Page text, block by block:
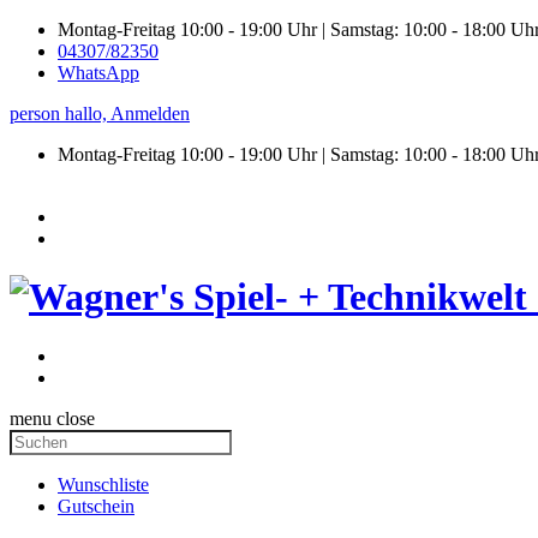
Montag-Freitag 10:00 - 19:00 Uhr | Samstag: 10:00 - 18:00
04307/82350
WhatsApp
person hallo, Anmelden
Montag-Freitag 10:00 - 19:00 Uhr | Samstag: 10:00 - 18:00
menu close
Wunschliste
Gutschein